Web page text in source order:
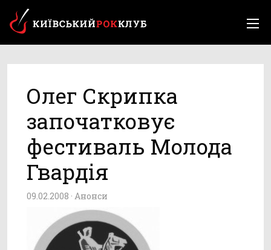
Олег Скрипка
започатковує
фестиваль Молода
Гвардія
09.02.2008 · Анонси